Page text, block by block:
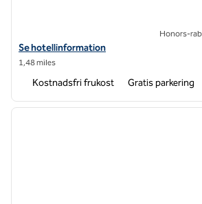
Visa hotelldetaljer för Hampton Inn
Se hotellinformation
1,48 miles
Honors-
Kostnadsfri frukost Gratis parkering
1 av 12